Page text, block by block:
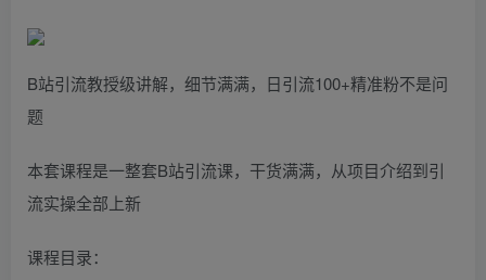
B站引流教授级讲解，细节满满，日引流100+精准粉不是问
题
本套课程是一整套B站引流课，干货满满，从项目介绍到引
流实操全部上新
课程目录：